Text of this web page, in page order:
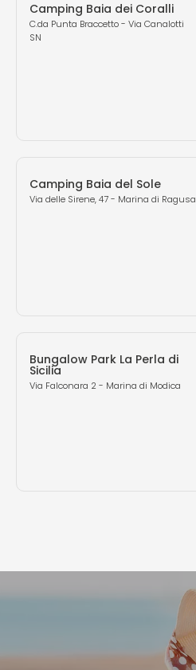
Camping Baia dei Coralli
C.da Punta Braccetto - Via Canalotti
SN
Camping Baia del Sole
Via delle Sirene, 47 - Marina di Ragusa
Bungalow Park La Perla di
Sicilia
Via Falconara 2 - Marina di Modica